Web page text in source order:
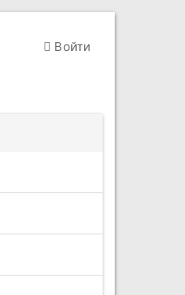
Войти